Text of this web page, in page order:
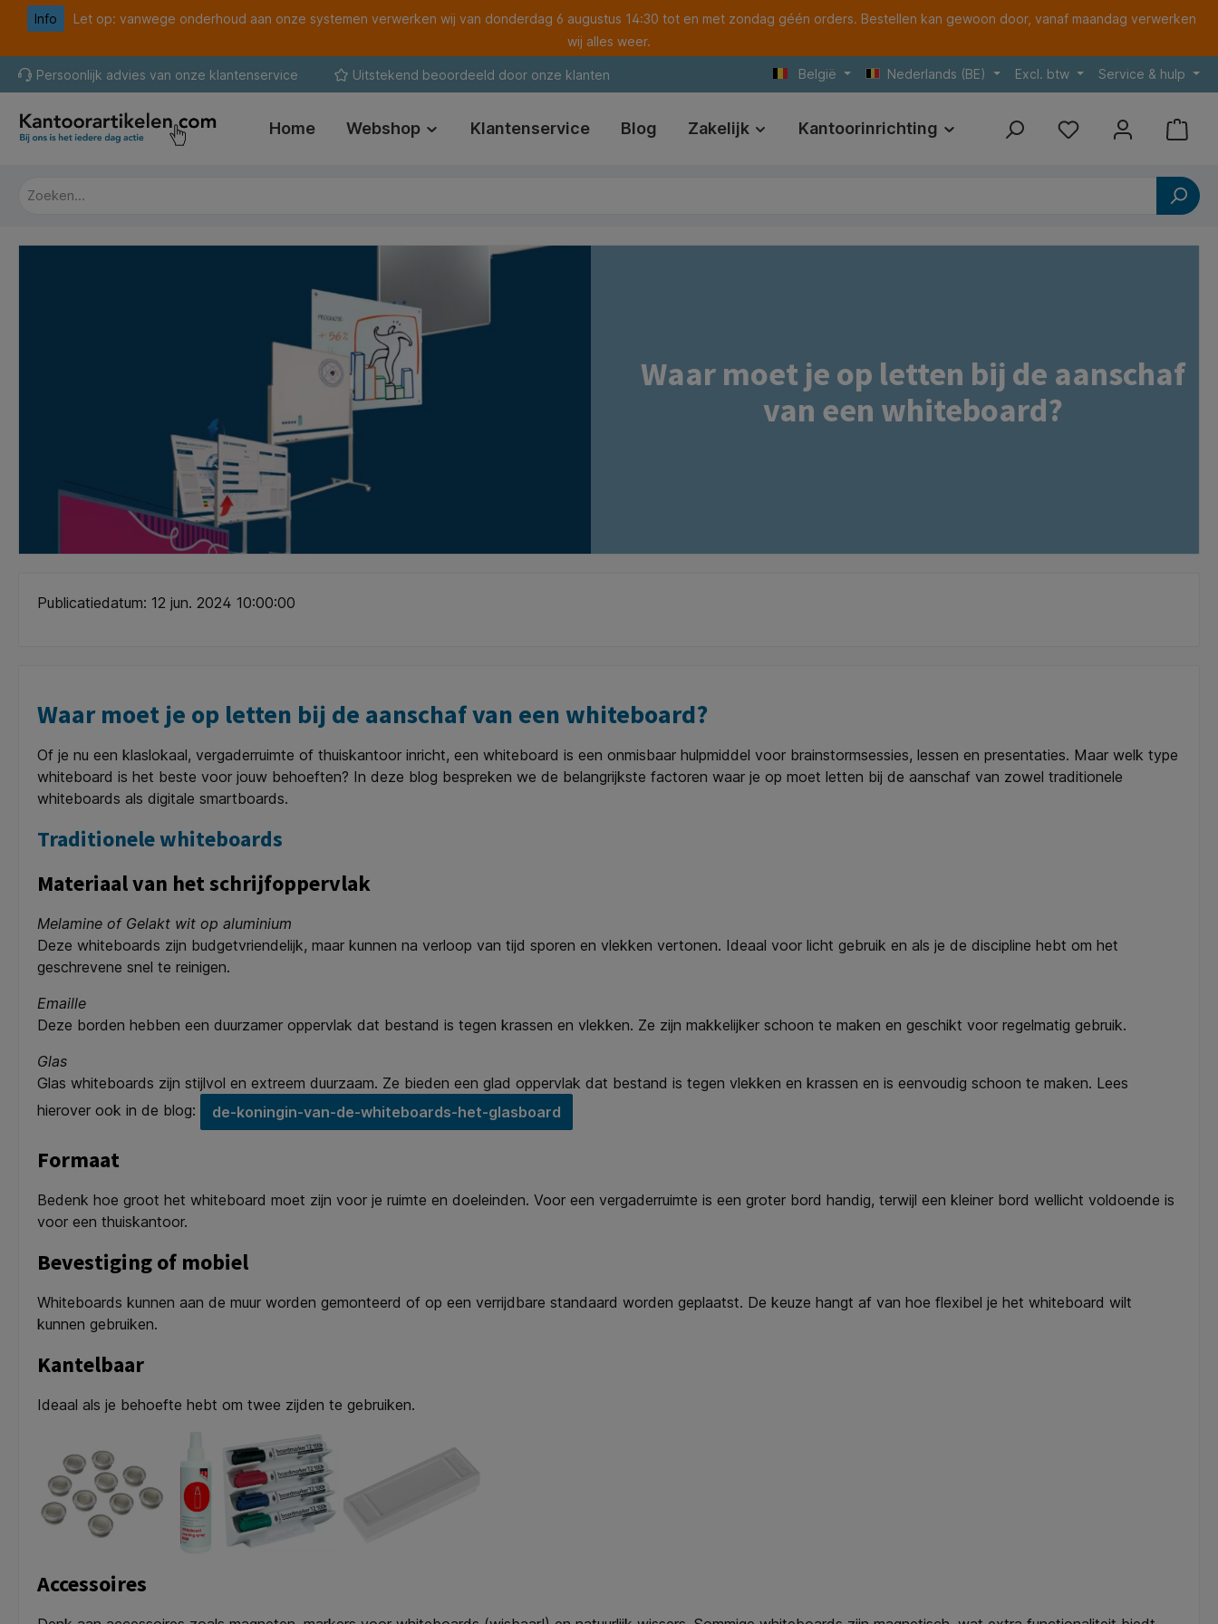
Ga naar de hoofdnavigatie
Info
Let op: vanwege onderhoud aan onze systemen verwerken wij van donderdag 6 augustus 14:30 tot en met zondag géén orders. Bestellen kan gewoon door, vanaf maandag verwerken
wij alles weer.
Persoonlijk advies van onze klantenservice Uitstekend beoordeeld door onze klanten België Nederlands (BE) Excl. btw Service & hulp
Home Webshop Klantenservice Blog Zakelijk Kantoorinrichting Print Referenties
Waar moet je op letten bij de aanschaf
van een whiteboard?
Publicatiedatum: 12 jun. 2024 10:00:00
Waar moet je op letten bij de aanschaf van een whiteboard?
Of je nu een klaslokaal, vergaderruimte of thuiskantoor inricht, een whiteboard is een onmisbaar hulpmiddel voor brainstormsessies, lessen en presentaties. Maar welk type
whiteboard is het beste voor jouw behoeften? In deze blog bespreken we de belangrijkste factoren waar je op moet letten bij de aanschaf van zowel traditionele
whiteboards als digitale smartboards.
Traditionele whiteboards
Materiaal van het schrijfoppervlak
Melamine of Gelakt wit op aluminium
Deze whiteboards zijn budgetvriendelijk, maar kunnen na verloop van tijd sporen en vlekken vertonen. Ideaal voor licht gebruik en als je de discipline hebt om het
geschrevene snel te reinigen.
Emaille
Deze borden hebben een duurzamer oppervlak dat bestand is tegen krassen en vlekken. Ze zijn makkelijker schoon te maken en geschikt voor regelmatig gebruik.
Glas
Glas whiteboards zijn stijlvol en extreem duurzaam. Ze bieden een glad oppervlak dat bestand is tegen vlekken en krassen en is eenvoudig schoon te maken. Lees
hierover ook in de blog:
de-koningin-van-de-whiteboards-het-glasboard
Formaat
Bedenk hoe groot het whiteboard moet zijn voor je ruimte en doeleinden. Voor een vergaderruimte is een groter bord handig, terwijl een kleiner bord wellicht voldoende is
voor een thuiskantoor.
Bevestiging of mobiel
Whiteboards kunnen aan de muur worden gemonteerd of op een verrijdbare standaard worden geplaatst. De keuze hangt af van hoe flexibel je het whiteboard wilt
kunnen gebruiken.
Kantelbaar
Ideaal als je behoefte hebt om twee zijden te gebruiken.
Accessoires